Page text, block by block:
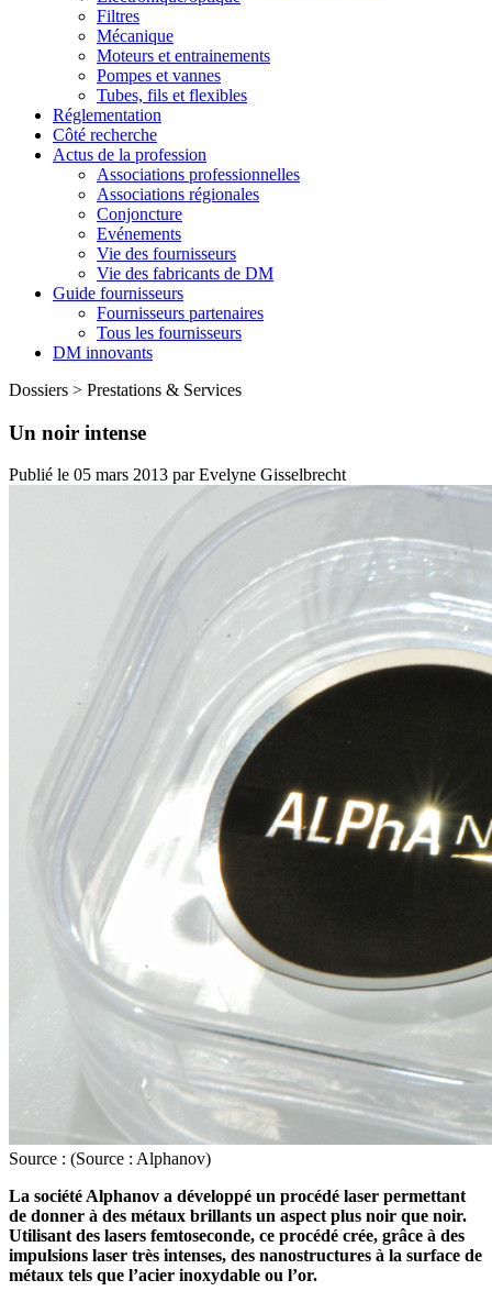
Filtres
Mécanique
Moteurs et entrainements
Pompes et vannes
Tubes, fils et flexibles
Réglementation
Côté recherche
Actus de la profession
Associations professionnelles
Associations régionales
Conjoncture
Evénements
Vie des fournisseurs
Vie des fabricants de DM
Guide fournisseurs
Fournisseurs partenaires
Tous les fournisseurs
DM innovants
Dossiers > Prestations & Services
Un noir intense
Publié le 05 mars 2013 parEvelyne Gisselbrecht
Source : (Source : Alphanov)
La société Alphanov a développé un procédé laser permettant
de donner à des métaux brillants un aspect plus noir que noir.
Utilisant des lasers femtoseconde, ce procédé crée, grâce à des
impulsions laser très intenses, des nanostructures à la surface de
métaux tels que l’acier inoxydable ou l’or.